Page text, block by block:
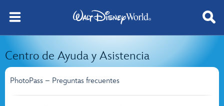
Centro de Ayuda y Asistencia
PhotoPass – Preguntas frecuentes